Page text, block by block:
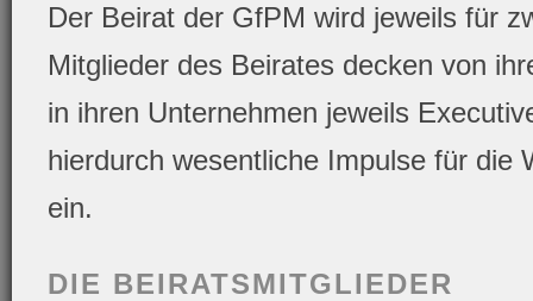
Der Beirat der GfPM wird jeweils für
Mitglieder des Beirates decken von
in ihren Unternehmen jeweils
hierdurch wesentliche Impulse für die
ein.
DIE BEIRATSMITGLIEDER